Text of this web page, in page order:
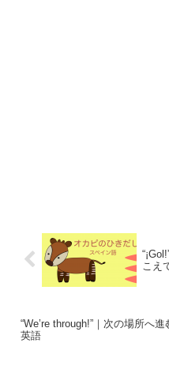
こえ
“We’re through!”｜次の場所へ
英語